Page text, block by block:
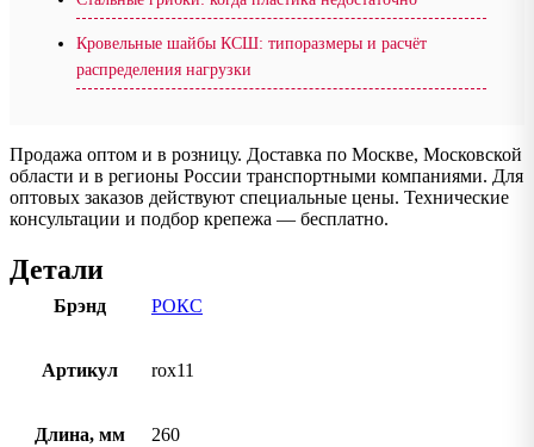
Кровельные шайбы КСШ: типоразмеры и расчёт
распределения нагрузки
Продажа оптом и в розницу. Доставка по Москве, Московской
области и в регионы России транспортными компаниями. Для
оптовых заказов действуют специальные цены. Технические
консультации и подбор крепежа — бесплатно.
Детали
Брэнд РОКС
Артикул rox11
Длина, мм 260